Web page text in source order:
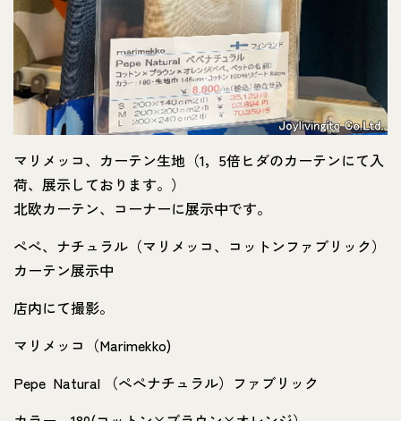
マリメッコ、カーテン生地（1，5倍ヒダのカーテンにて入
荷、展示しております。）
北欧カーテン、コーナーに展示中です。
ぺぺ、ナチュラル（マリメッコ、コットンファブリック）
カーテン展示中
店内にて撮影。
マリメッコ（Marimekko)
Pepe Natural （ぺぺナチュラル）ファブリック